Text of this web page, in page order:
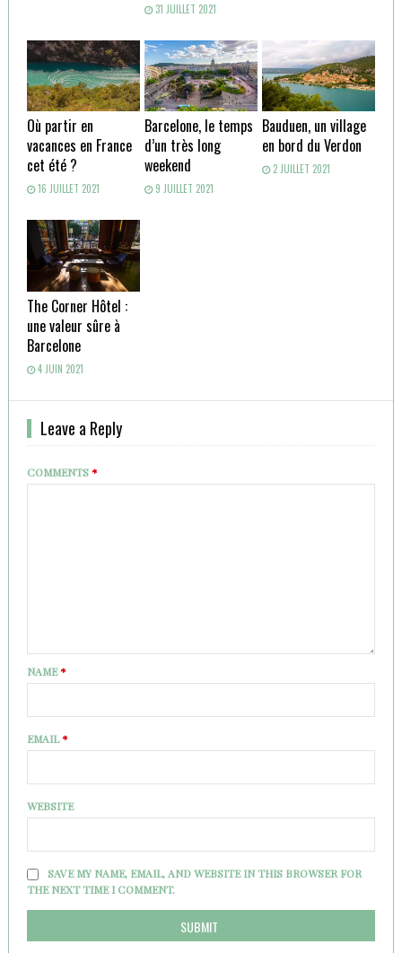
31 JUILLET 2021
Où partir en
vacances en France
cet été ?
16 JUILLET 2021
Barcelone, le temps
d’un très long
weekend
9 JUILLET 2021
Bauduen, un village
en bord du Verdon
2 JUILLET 2021
The Corner Hôtel :
une valeur sûre à
Barcelone
4 JUIN 2021
Leave a Reply
COMMENTS*
NAME*
EMAIL*
WEBSITE
SAVE MY NAME, EMAIL, AND WEBSITE IN THIS BROWSER FOR
THE NEXT TIME I COMMENT.